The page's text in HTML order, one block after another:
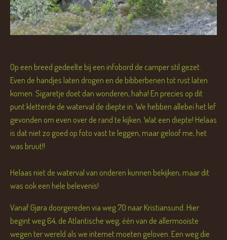
Op een breed gedeelte bij een infobord de camper stil gezet.
Even de handjes laten drogen en de bibberbenen tot rust laten
komen. Sigaretje doet dan wonderen, haha! En precies op dit
punt kletterde de waterval de diepte in. We hebben allebei het lef
gevonden om even over de rand te kijken. Wat een diepte! Helaas
is dat niet zo goed op foto vast te leggen, maar geloof me, het
was bruut!!
Helaas niet de waterval van onderen kunnen bekijken, maar dit
was ook een hele belevenis!
Vanaf Gjøra doorgereden via weg 70 naar Kristiansund. Hier
begint weg 64, de Atlantische weg, één van de allermooiste
wegen ter wereld als we internet moeten geloven. Een weg die